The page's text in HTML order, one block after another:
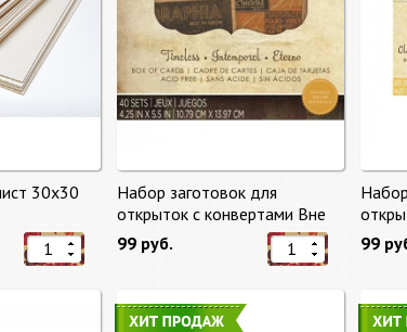
30х30
Набор заготовок для
открыток с конвертами Вне
времени (Timeless) от DCWV
99 руб.
DCWV
99